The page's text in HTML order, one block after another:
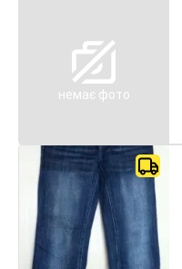
немає фото